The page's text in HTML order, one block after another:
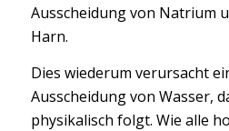
Ausscheidung von Natrium
Harn.
Dies wiederum verursacht
Ausscheidung von Wasser,
physikalisch folgt. Wie alle